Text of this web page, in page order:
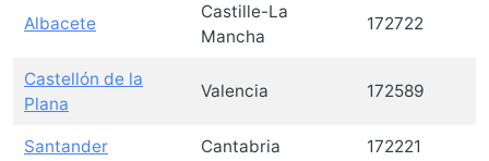
Albacete
Castille-La
Mancha
172722
Castellón de la
Plana
Valencia 172589
Santander Cantabria 172221